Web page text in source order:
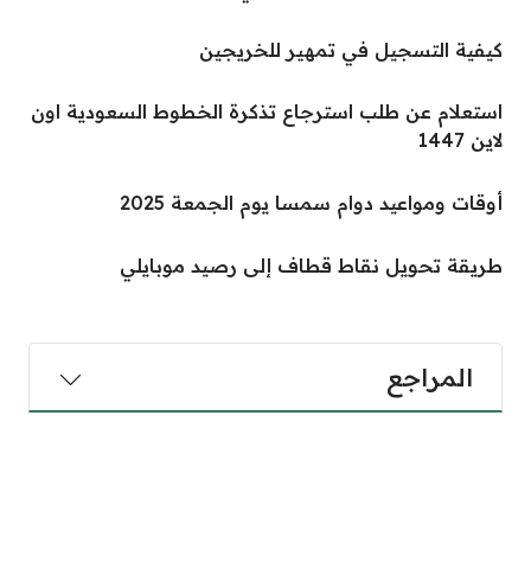
كيفية التسجيل في تمهير للخريجين
استعلام عن طلب استرجاع تذكرة الخطوط السعودية اون
لاين 1447
أوقات ومواعيد دوام سمسا يوم الجمعة 2025
طريقة تحويل نقاط قطاف إلى رصيد موبايلي
المراجع